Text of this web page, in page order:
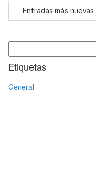
Entradas más nuevas
Search
for:
Etiquetas
General